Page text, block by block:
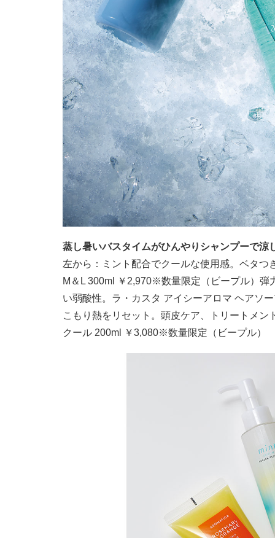
蒸し暑いバスタイムがひんやりシャンプーで涼
左から：ミント配合でクールな使用感。ベタ
M＆L 300ml ￥2,970※数量限定（ビープル）弾
い弱酸性。ラ・カスタ アイシーアロマ ヘアソ
こもり熱をリセット。頭皮ケア、トリートメ
クール 200ml ￥3,080※数量限定（ビープル）